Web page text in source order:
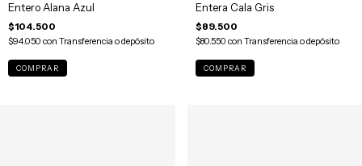
Entero Alana Azul
$104.500
$94.050 con Transferencia o depósito
COMPRAR
Entera Cala Gris
$89.500
$80.550 con Transferencia o depósito
COMPRAR